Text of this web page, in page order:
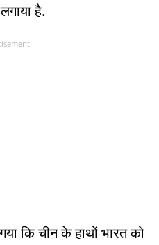
है.
कि चीन के हाथों भारत को